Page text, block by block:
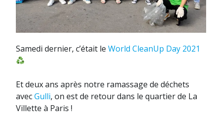
Samedi dernier, c’était le World CleanUp Day 2021
Et deux ans après notre ramassage de déchets
avecGulli, on est de retour dans le quartier de La
Villette à Paris !